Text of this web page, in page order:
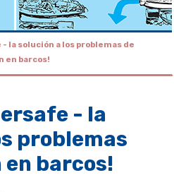
la solución a los problemas de
en barcos!
- la
problemas
barcos!